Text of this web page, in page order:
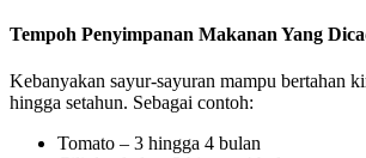
Tempoh Penyimpanan Makanan Yang
Kebanyakan sayur-sayuran mampu bertahan
hingga setahun. Sebagai contoh:
Tomato – 3 hingga 4 bulan